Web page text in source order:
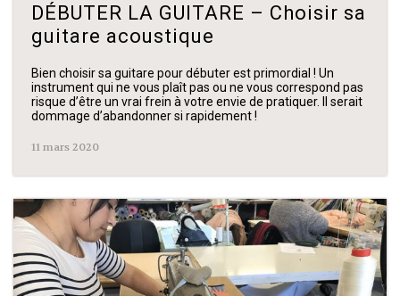
DÉBUTER LA GUITARE – Choisir sa
guitare acoustique
Bien choisir sa guitare pour débuter est primordial ! Un
instrument qui ne vous plaît pas ou ne vous correspond pas
risque d’être un vrai frein à votre envie de pratiquer. Il serait
dommage d’abandonner si rapidement !
11 mars 2020